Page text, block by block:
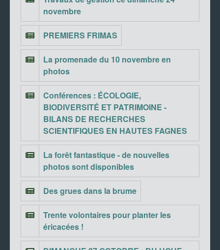
novembre
PREMIERS FRIMAS
La promenade du 10 novembre en
photos
Conférences : ÉCOLOGIE,
BIODIVERSITÉ ET PATRIMOINE -
BILANS DE RECHERCHES
SCIENTIFIQUES EN HAUTES FAGNES
La forêt fantastique - de nouvelles
photos sont disponibles
Des grues dans la brume
Trente volontaires pour planter les
éricacées !